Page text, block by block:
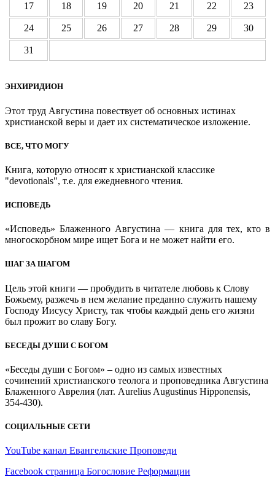
17 18 19 20 21 22 23
24 25 26 27 28 29 30
31
ЭНХИРИДИОН
Этот труд Августина повествует об основных истинах
христианской веры и дает их систематическое изложение.
ВСЕ, ЧТО МОГУ
Книга, которую относят к христианской классике
"devotionals", т.е. для ежедневного чтения.
ИСПОВЕДЬ
«Исповедь» Блаженного Августина — книга для тех, кто в
многоскорбном мире ищет Бога и не может найти его.
ШАГ ЗА ШАГОМ
Цель этой книги — пробудить в читателе любовь к Слову
Божьему, разжечь в нем желание преданно служить нашему
Господу Иисусу Христу, так чтобы каждый день его жизни
был прожит во славу Богу.
БЕСЕДЫ ДУШИ С БОГОМ
«Беседы души с Богом» – одно из самых известных
сочинений христианского теолога и проповедника Августина
Блаженного Аврелия (лат. Aurelius Augustinus Hipponensis,
354-430).
СОЦИАЛЬНЫЕ СЕТИ
YouTube канал Евангельские Проповеди
Facebook страница Богословие Реформации